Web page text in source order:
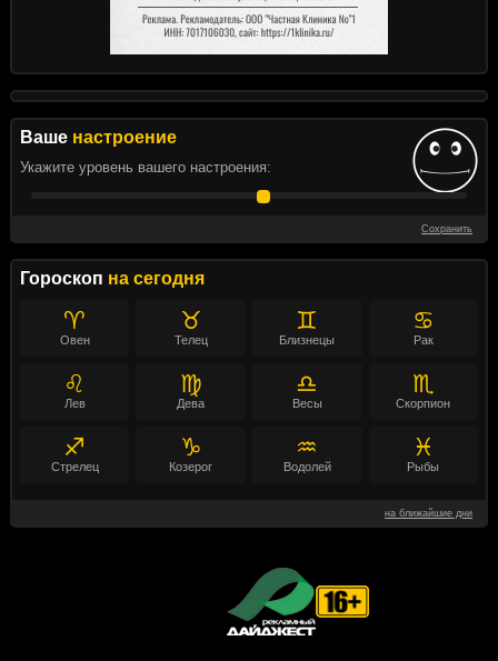
Ваше настроение
Укажите уровень вашего настроения:
Сохранить
Гороскоп на сегодня
♈
Овен
♉
Телец
♊
Близнецы
♋
Рак
♌
Лев
♍
Дева
♎
Весы
♏
Скорпион
♐
Стрелец
♑
Козерог
♒
Водолей
♓
Рыбы
на ближайшие дни